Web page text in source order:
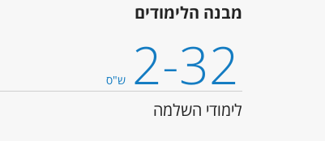
מבנה הלימודים
2-32 ש"ס
לימודי השלמה